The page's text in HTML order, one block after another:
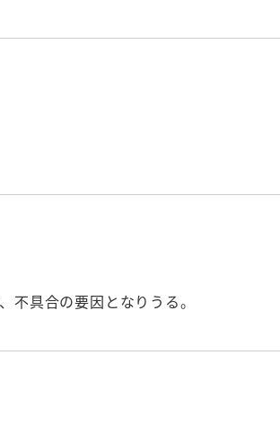
具合の要因となりうる。